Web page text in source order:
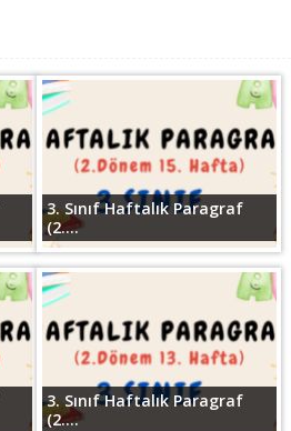
3. Sınıf Haftalık Paragraf
(2....
3. Sınıf Haftalık Paragraf
(2....